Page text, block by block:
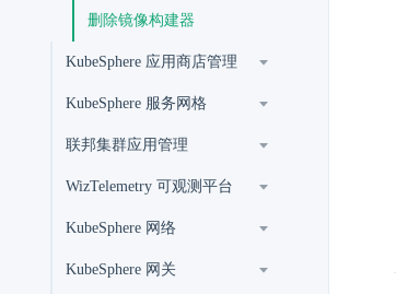
删除镜像构建器
KubeSphere 应用商店管理
KubeSphere 服务网格
联邦集群应用管理
WizTelemetry 可观测平台
KubeSphere 网络
KubeSphere 网关